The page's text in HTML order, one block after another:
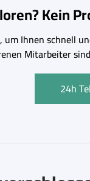
Kein
Ihnen schnell
Mitarbeiter
24h